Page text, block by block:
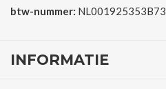
btw-nummer: NL001925353B73
INFORMATIE